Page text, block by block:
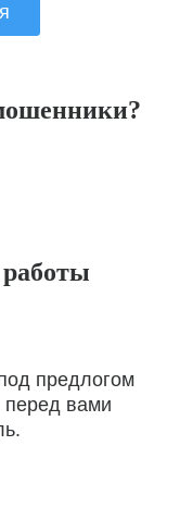
предлогом
перед вами